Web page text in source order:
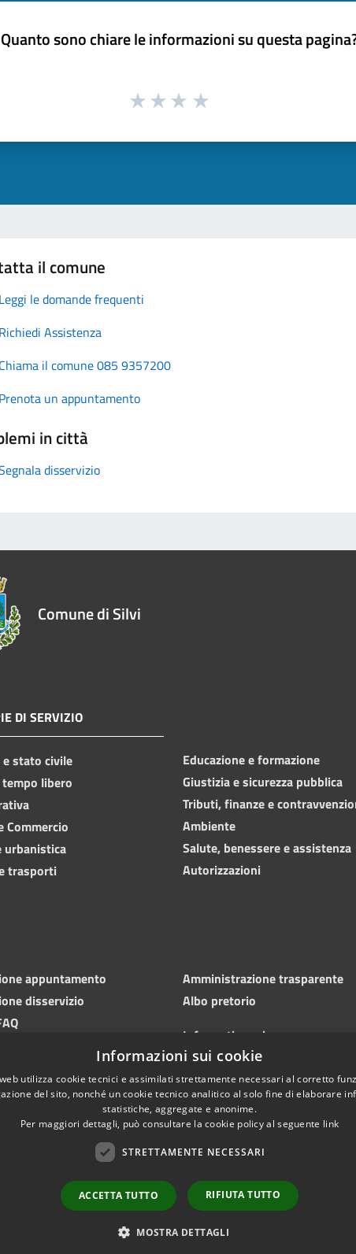
Quanto sono chiare le informazioni su questa
il comune
Leggi le domande frequenti
Richiedi Assistenza
Chiama il comune 085 9357200
Prenota un appuntamento
in città
disservizio
Comune di Silvi
DI SERVIZIO
stato civile
libero
Commercio
urbanistica
trasporti
Educazione e formazione
Giustizia e sicurezza pubblica
Tributi, finanze e
Ambiente
Salute, benessere e assistenza
Autorizzazioni
appuntamento
disservizio
Amministrazione trasparente
Albo pretorio
Informativa privacy
Note legali
Dichiarazione di accessibilità
Area dipendenti
Informazioni sui cookie
utilizza cookie tecnici e assimilati strettamente necessari al corretto
del sito, nonché un cookie tecnico analitico al solo fine di elaborare
statistiche, aggregate e anonime.
Per maggiori dettagli, può consultare la cookie policy al seguente link
STRETTAMENTE NECESSARI
ACCETTA TUTTO RIFIUTA TUTTO
MOSTRA DETTAGLI